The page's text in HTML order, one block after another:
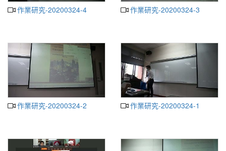
作業研究-20200324-4 作業研究-20200324-3
作業研究-20200324-2 作業研究-20200324-1